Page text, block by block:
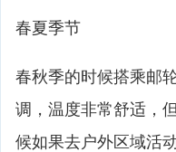
春夏季节
春秋季的时候搭乘邮
调，温度非常舒适，
候如果去户外区域活